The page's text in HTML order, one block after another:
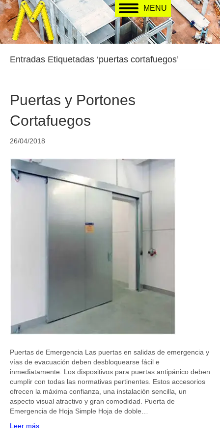
MENU
Entradas Etiquetadas ‘puertas cortafuegos’
Puertas y Portones
Cortafuegos
26/04/2018
Puertas de Emergencia Las puertas en salidas de emergencia y
vías de evacuación deben desbloquearse fácil e
inmediatamente. Los dispositivos para puertas antipánico deben
cumplir con todas las normativas pertinentes. Estos accesorios
ofrecen la máxima confianza, una instalación sencilla, un
aspecto visual atractivo y gran comodidad. Puerta de
Emergencia de Hoja Simple Hoja de doble…
Leer más